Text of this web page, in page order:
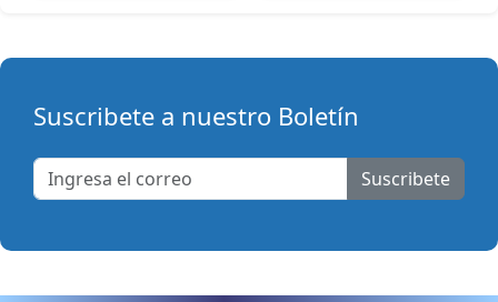
Suscribete a nuestro Boletín
Suscribete